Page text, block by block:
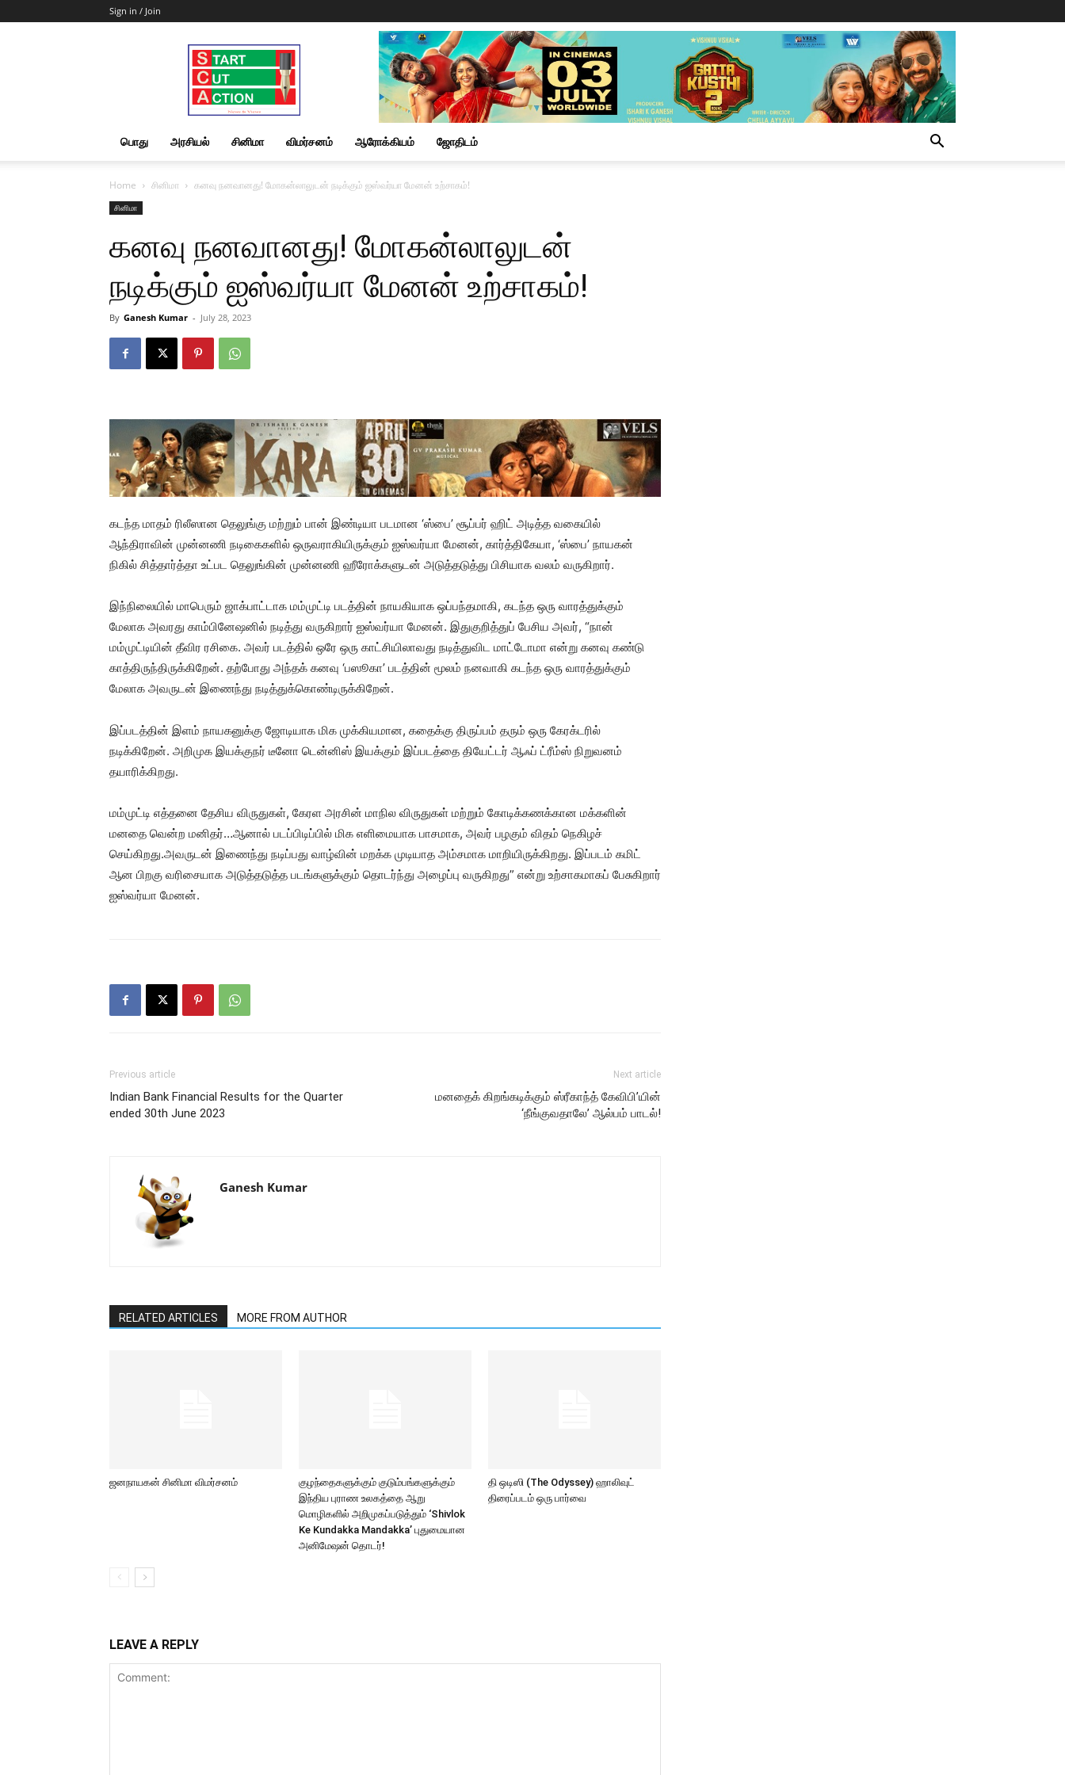
Sign in / Join
Start
Cut
Action
|
News
&
பொது அரசியல் சினிமா விமர்சனம் ஆரோக்கியம் ஜோதிடம்
Home சினிமா கனவு நனவானது! மோகன்லாலுடன் நடிக்கும் ஐஸ்வர்யா மேனன் உற்சாகம்!
சினிமா
கனவு நனவானது! மோகன்லாலுடன்
நடிக்கும் ஐஸ்வர்யா மேனன் உற்சாகம்!
By Ganesh Kumar - July 28, 2023
கடந்த மாதம் ரிலீஸான தெலுங்கு மற்றும் பான் இண்டியா படமான ‘ஸ்பை’ சூப்பர் ஹிட் அடித்த வகையில்
ஆந்திராவின் முன்னணி நடிகைகளில் ஒருவராகியிருக்கும் ஐஸ்வர்யா மேனன், கார்த்திகேயா, ‘ஸ்பை’ நாயகன்
நிகில் சித்தார்த்தா உட்பட தெலுங்கின் முன்னணி ஹீரோக்களுடன் அடுத்தடுத்து பிசியாக வலம் வருகிறார்.
இந்நிலையில் மாபெரும் ஜாக்பாட்டாக மம்முட்டி படத்தின் நாயகியாக ஒப்பந்தமாகி, கடந்த ஒரு வாரத்துக்கும்
மேலாக அவரது காம்பினேஷனில் நடித்து வருகிறார் ஐஸ்வர்யா மேனன். இதுகுறித்துப் பேசிய அவர், “நான்
மம்முட்டியின் தீவிர ரசிகை. அவர் படத்தில் ஒரே ஒரு காட்சியிலாவது நடித்துவிட மாட்டோமா என்று கனவு கண்டு
காத்திருந்திருக்கிறேன். தற்போது அந்தக் கனவு ‘பஸூகா’ படத்தின் மூலம் நனவாகி கடந்த ஒரு வாரத்துக்கும்
மேலாக அவருடன் இணைந்து நடித்துக்கொண்டிருக்கிறேன்.
இப்படத்தின் இளம் நாயகனுக்கு ஜோடியாக மிக முக்கியமான, கதைக்கு திருப்பம் தரும் ஒரு கேரக்டரில்
நடிக்கிறேன். அறிமுக இயக்குநர் டீனோ டென்னிஸ் இயக்கும் இப்படத்தை தியேட்டர் ஆஃப் ட்ரீம்ஸ் நிறுவனம்
தயாரிக்கிறது.
மம்முட்டி எத்தனை தேசிய விருதுகள், கேரள அரசின் மாநில விருதுகள் மற்றும் கோடிக்கணக்கான மக்களின்
மனதை வென்ற மனிதர்…ஆனால் படப்பிடிப்பில் மிக எளிமையாக பாசமாக, அவர் பழகும் விதம் நெகிழச்
செய்கிறது.அவருடன் இணைந்து நடிப்பது வாழ்வின் மறக்க முடியாத அம்சமாக மாறியிருக்கிறது. இப்படம் கமிட்
ஆன பிறகு வரிசையாக அடுத்தடுத்த படங்களுக்கும் தொடர்ந்து அழைப்பு வருகிறது” என்று உற்சாகமாகப் பேசுகிறார்
ஐஸ்வர்யா மேனன்.
Previous article
Indian Bank Financial Results for the Quarter
ended 30th June 2023
Next article
மனதைக் கிறங்கடிக்கும் ஸ்ரீகாந்த் கேவிபி’யின்
‘நீங்குவதாலே’ ஆல்பம் பாடல்!
Ganesh Kumar
RELATED ARTICLES MORE FROM AUTHOR
ஜனநாயகன் சினிமா விமர்சனம்
குழந்தைகளுக்கும் குடும்பங்களுக்கும்
இந்திய புராண உலகத்தை ஆறு
மொழிகளில் அறிமுகப்படுத்தும் ‘Shivlok
Ke Kundakka Mandakka’ புதுமையான
அனிமேஷன் தொடர்!
தி ஒடிஸி (The Odyssey) ஹாலிவுட்
திரைப்படம் ஒரு பார்வை
LEAVE A REPLY